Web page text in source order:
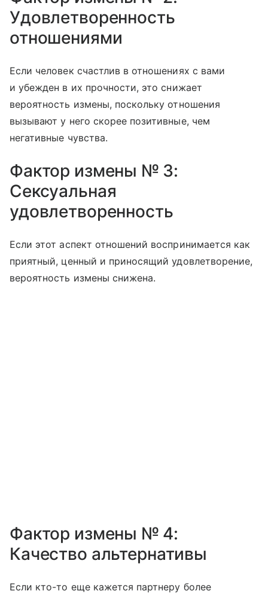
Удовлетворенность
отношениями
Если человек счастлив в отношениях с вами
и убежден в их прочности, это снижает
вероятность измены, поскольку отношения
вызывают у него скорее позитивные, чем
негативные чувства.
Фактор измены № 3:
Сексуальная
удовлетворенность
Если этот аспект отношений воспринимается как
приятный, ценный и приносящий удовлетворение,
вероятность измены снижена.
Фактор измены № 4:
Качество альтернативы
Если кто-то еще кажется партнеру более